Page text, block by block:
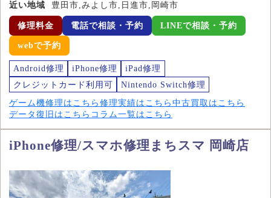
近い地域
豊田市,みよし市,日進市,岡崎市
修理料金 電話で相談・予約 LINEで相談・予約
webで予約
Android修理 iPhone修理
iPad修理
クレジットカード利用可
Nintendo Switch修理
ゲーム機修理はこちら 修理実績はこちら 中古買取はこちら
データ復旧はこちら コラム一覧はこちら
iPhone修理/スマホ修理まちスマ 岡崎店